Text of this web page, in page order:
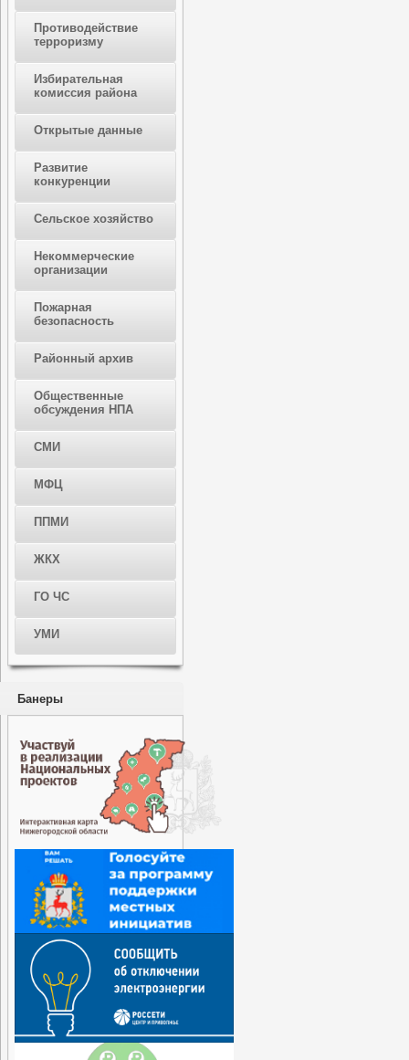
Противодействие
терроризму
Избирательная
комиссия района
Открытые данные
Развитие
конкуренции
Сельское хозяйство
Некоммерческие
организации
Пожарная
безопасность
Районный архив
Общественные
обсуждения НПА
СМИ
МФЦ
ППМИ
ЖКХ
ГО ЧС
УМИ
Банеры